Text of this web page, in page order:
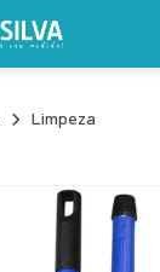
Limpeza